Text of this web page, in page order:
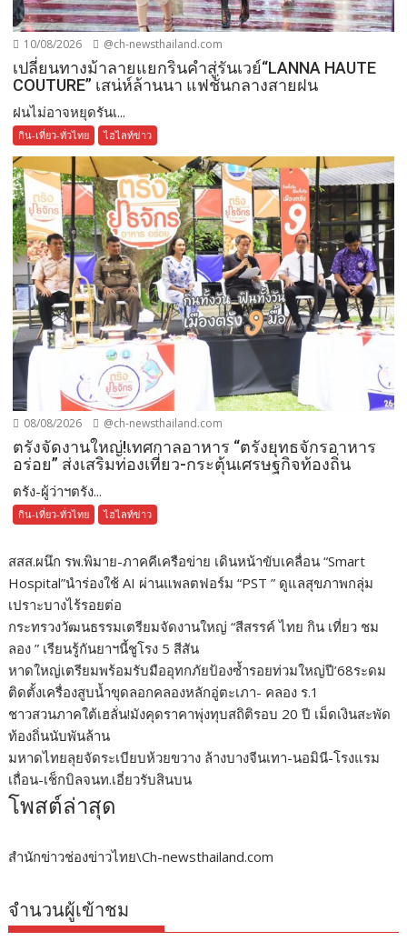
10/08/2026 @ch-newsthailand.com
เปลี่ยนทางม้าลายแยกรินคำสู่รันเวย์“LANNA HAUTE
COUTURE” เสน่ห์ล้านนา แฟชั่นกลางสายฝน
ฝนไม่อาจหยุดรันเ...
กิน-เที่ยว-ทั่วไทย ไฮไลท์ข่าว
08/08/2026 @ch-newsthailand.com
ตรังจัดงานใหญ่!เทศกาลอาหาร “ตรังยุทธจักรอาหาร
อร่อย” ส่งเสริมท่องเที่ยว-กระตุ้นเศรษฐกิจท้องถิ่น
ตรัง-ผู้ว่าฯตรัง...
กิน-เที่ยว-ทั่วไทย ไฮไลท์ข่าว
สสส.ผนึก รพ.พิมาย-ภาคคีเครือข่าย เดินหน้าขับเคลื่อน “Smart
Hospital”นำร่องใช้ AI ผ่านแพลตฟอร์ม “PST ” ดูแลสุขภาพกลุ่ม
เปราะบางไร้รอยต่อ
กระทรวงวัฒนธรรมเตรียมจัดงานใหญ่ “สีสรรค์ ไทย กิน เที่ยว ชม
ลอง ” เรียนรู้กันยาฯนี้ชูโรง 5 สีสัน
หาดใหญ่เตรียมพร้อมรับมืออุทกภัยป้องซ้ำรอยท่วมใหญ่ปี’68ระดม
ติดตั้งเครื่องสูบน้ำขุดลอกคลองหลักอู่ตะเภา- คลอง ร.1
ชาวสวนภาคใต้เฮลั่น!มังคุดราคาพุ่งทุบสถิติรอบ 20 ปี เม็ดเงินสะพัด
ท้องถิ่นนับพันล้าน
มหาดไทยลุยจัดระเบียบห้วยขวาง ล้างบางจีนเทา-นอมินี-โรงแรม
เถื่อน-เช็กบิลจนท.เอี่ยวรับสินบน
โพสต์ล่าสุด
สำนักข่าวช่องข่าวไทย\Ch-newsthailand.com
จำนวนผู้เข้าชม